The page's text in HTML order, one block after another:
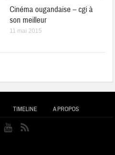
Cinéma ougandaise – cgi à
son meilleur
11 mai 2015
TIMELINE A PROPOS